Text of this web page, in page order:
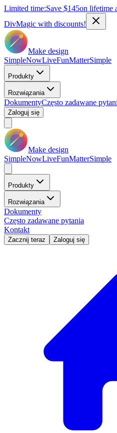
Limited time:Save $145on lifetime
DivMagic with discounts!
Make design
SimpleNowLiveFunMatterSimple
Produkty
Rozwiązania
DokumentyCzęsto zadawane
Zaloguj się
Make design
SimpleNowLiveFunMatterSimple
Produkty
Rozwiązania
Dokumenty
Często zadawane pytania
Kontakt
Zacznij teraz Zaloguj się